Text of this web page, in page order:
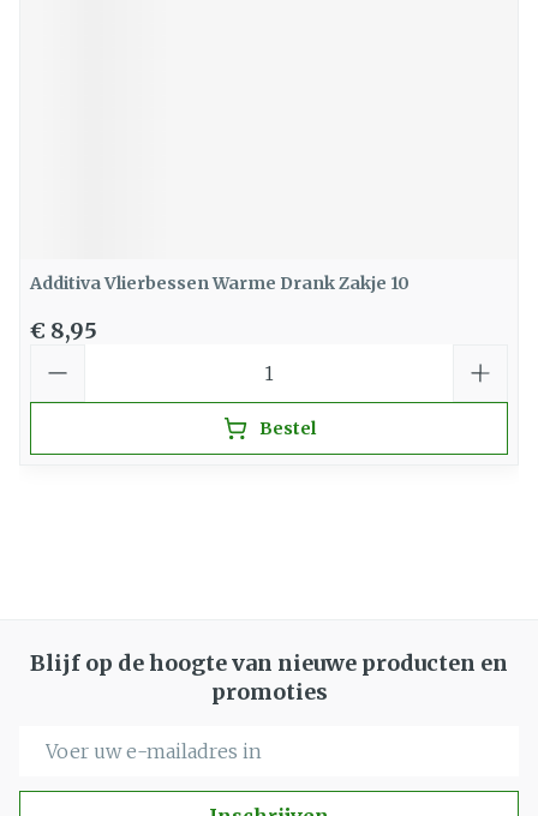
Additiva Vlierbessen Warme Drank Zakje 10
€ 8,95
Bestel
Blijf op de hoogte van nieuwe producten en
promoties